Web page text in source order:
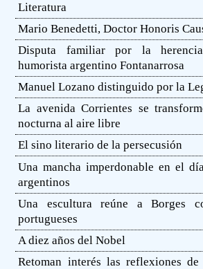
Literatura
Mario Benedetti, Doctor Honoris
Disputa familiar por la
humorista argentino Fontanarrosa
Manuel Lozano distinguido por la
La avenida Corrientes se
nocturna al aire libre
El sino literario de la persecusión
Una mancha imperdonable en el
argentinos
Una escultura reúne a Borges
portugueses
A diez años del Nobel
Retoman interés las reflexiones